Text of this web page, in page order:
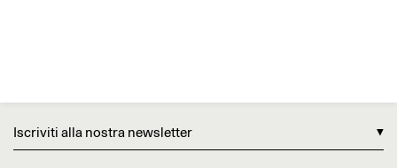
Iscriviti alla nostra newsletter